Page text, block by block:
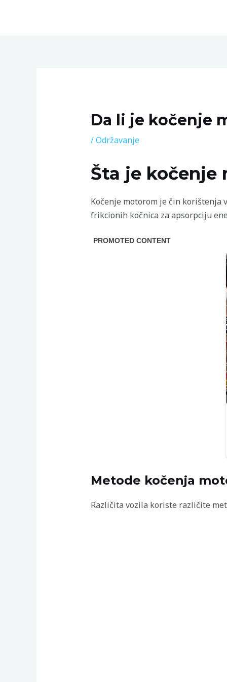
Da li je kočenje
/Održavanje
Šta je kočenje
Kočenje motorom je čin korištenja
frikcionih kočnica za apsorpciju
Metode kočenja
Različita vozila koriste različite